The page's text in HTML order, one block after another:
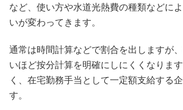
など、使い方や水道光熱費の種類などに
いが変わってきます。
通常は時間計算などで割合を出しますが
いほど按分計算を明確にしにくくなりま
く、在宅勤務手当として一定額支給する
す。